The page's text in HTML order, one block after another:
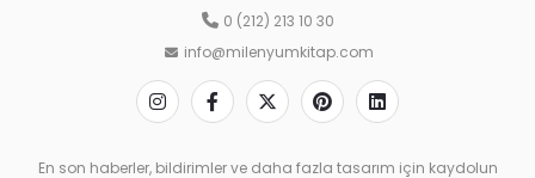
0 (212) 213 10 30
info@milenyumkitap.com
En son haberler, bildirimler ve daha fazla tasarım için kaydolun